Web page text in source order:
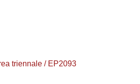
triennale / EP2093